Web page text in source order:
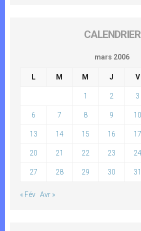
CALENDRIER
mars 2006
L M M J V
1 2 3
6 7 8 9 10
13 14 15 16 17
20 21 22 23 24
27 28 29 30 31
« Fév Avr »